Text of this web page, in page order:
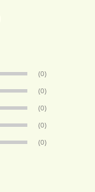
(0)
(0)
(0)
(0)
(0)